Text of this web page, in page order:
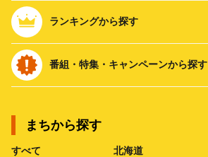
ランキングから探す
番組・特集・キャンペーンから探す
まちから探す
すべて 北海道